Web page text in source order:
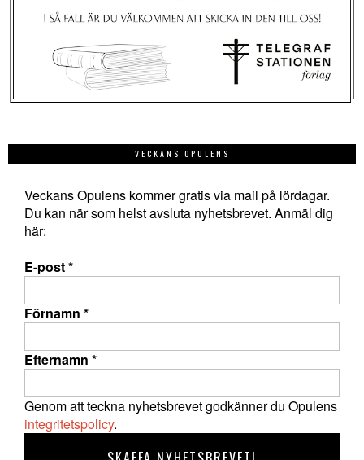
VECKANS OPULENS
Veckans Opulens kommer gratis via mail på lördagar.
Du kan när som helst avsluta nyhetsbrevet. Anmäl dig
här:
E-post*
Förnamn *
Efternamn *
Genom att teckna nyhetsbrevet godkänner du Opulens
integritetspolicy.